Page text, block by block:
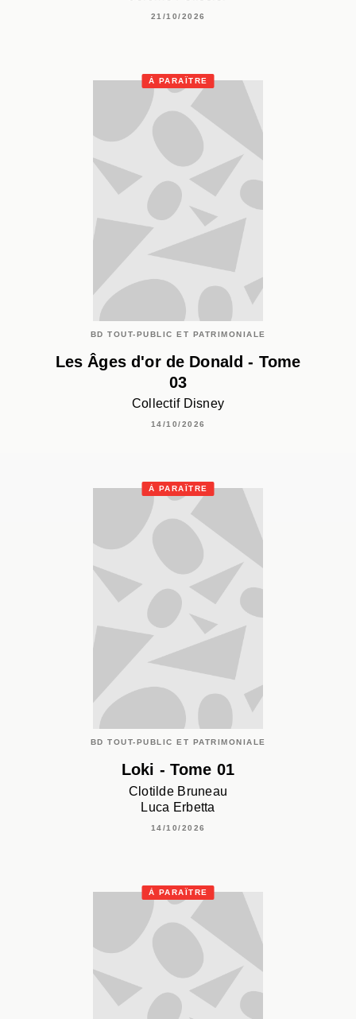
21/10/2026
À PARAÎTRE
BD TOUT-PUBLIC ET PATRIMONIALE
Les Âges d'or de Donald - Tome
03
Collectif Disney
14/10/2026
À PARAÎTRE
BD TOUT-PUBLIC ET PATRIMONIALE
Loki - Tome 01
Clotilde Bruneau
Luca Erbetta
14/10/2026
À PARAÎTRE